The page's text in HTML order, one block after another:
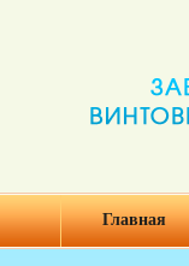
Главная